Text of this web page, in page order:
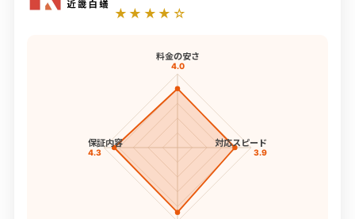
★★★★☆
料金の安さ
4.0
対応スピード
3.9
保証内容
4.3